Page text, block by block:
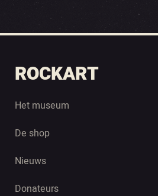
ROCKART
Het museum
De shop
Nieuws
Donateurs